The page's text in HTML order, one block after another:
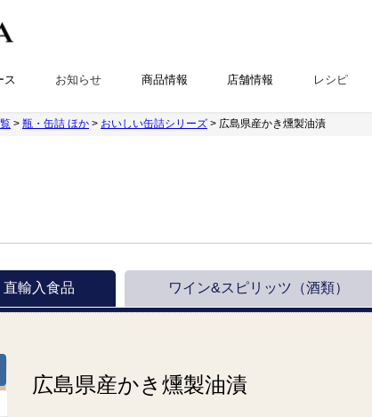
ス お知らせ 商品情報 店舗情報 レシピ
> 瓶・缶詰 ほか > おいしい缶詰シリーズ > 広島県産かき燻製油漬
直輸入食品 ワイン&スピリッツ （酒類）
広島県産かき燻製油漬